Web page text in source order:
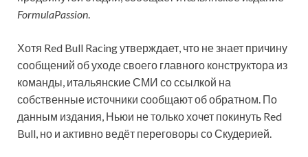
FormulaPassion.
Хотя Red Bull Racing утверждает, что не знает причину
сообщений об уходе своего главного конструктора из
команды, итальянские СМИ со ссылкой на
собственные источники сообщают об обратном. По
данным издания, Ньюи не только хочет покинуть Red
Bull, но и активно ведёт переговоры со Скудерией.